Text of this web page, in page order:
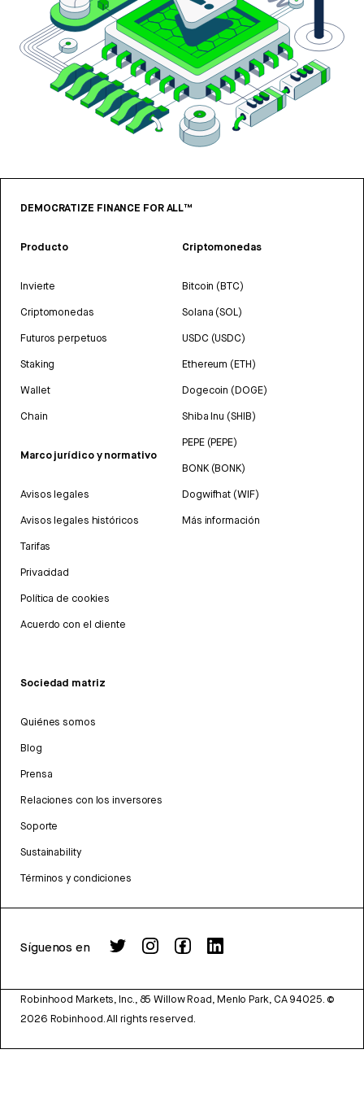
DEMOCRATIZE FINANCE FOR ALL™
Producto
Invierte
Criptomonedas
Futuros perpetuos
Staking
Wallet
Chain
Marco jurídico y normativo
Avisos legales
Avisos legales históricos
Tarifas
Privacidad
Política de cookies
Acuerdo con el cliente
Criptomonedas
Bitcoin (BTC)
Solana (SOL)
USDC (USDC)
Ethereum (ETH)
Dogecoin (DOGE)
Shiba Inu (SHIB)
PEPE (PEPE)
BONK (BONK)
Dogwifhat (WIF)
Más información
Sociedad matriz
Quiénes somos
Blog
Prensa
Relaciones con los inversores
Soporte
Sustainability
Términos y condiciones
Síguenos en
Robinhood Markets, Inc., 85 Willow Road, Menlo Park, CA 94025. ©
2026 Robinhood. All rights reserved.